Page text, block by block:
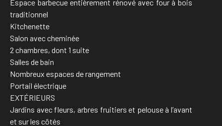
Espace barbecue entièrement rénové avec four à bois
traditionnel
Kitchenette
Salon avec cheminée
2 chambres, dont 1 suite
Salles de bain
Nombreux espaces de rangement
Portail électrique
EXTÉRIEURS
Jardins avec fleurs, arbres fruitiers et pelouse à l’avant
et sur les côtés